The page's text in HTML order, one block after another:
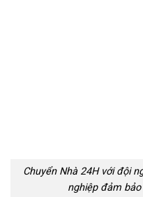
Chuyển Nhà 24H với đội
nghiệp đảm